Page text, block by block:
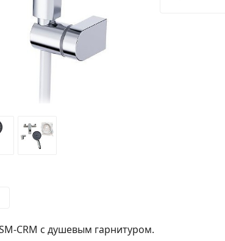
CRM с душевым гарнитуром.